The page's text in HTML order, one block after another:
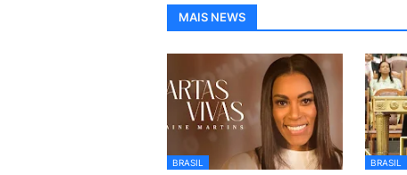
MAIS NEWS
BRASIL BRASIL